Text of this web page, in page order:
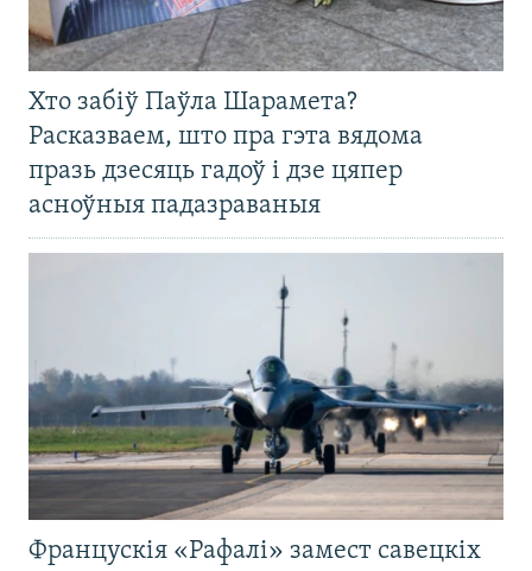
Хто забіў Паўла Шарамета?
Расказваем, што пра гэта вядома
празь дзесяць гадоў і дзе цяпер
асноўныя падазраваныя
Францускія «Рафалі» замест савецкіх